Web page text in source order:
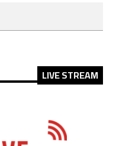
LIVE STREAM